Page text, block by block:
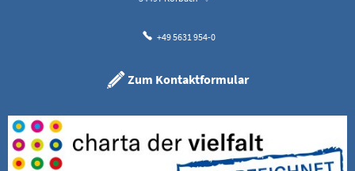
+49 5631 954-0
Zum Kontaktformular